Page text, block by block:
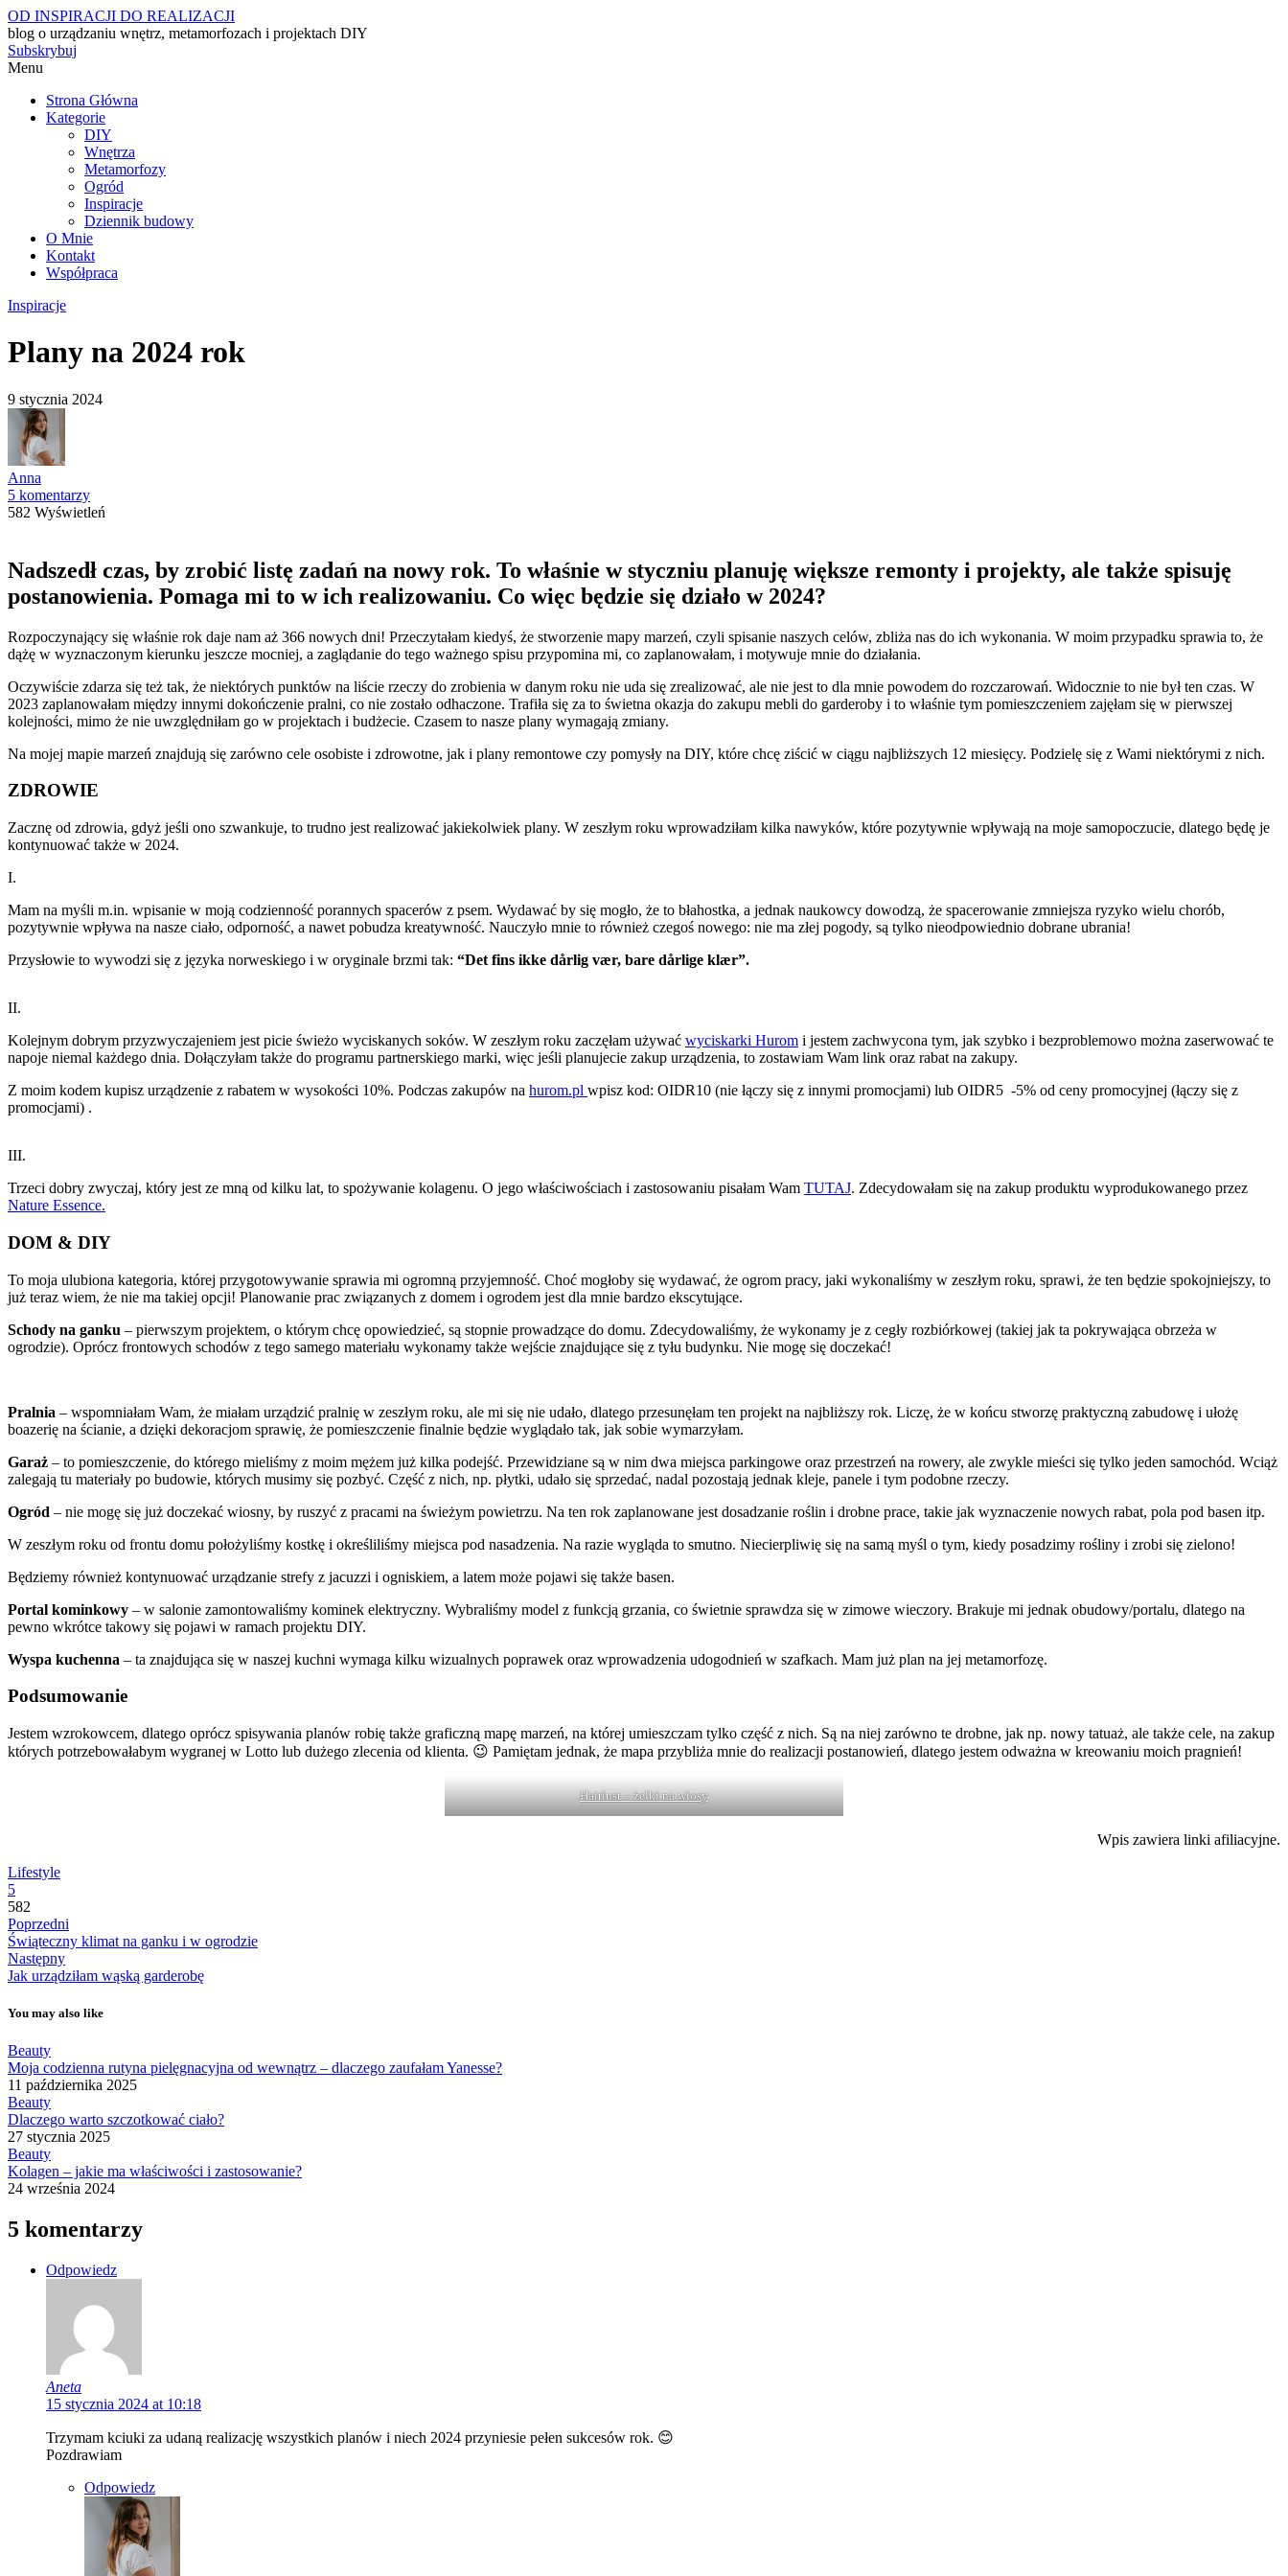
OD INSPIRACJI DO REALIZACJI
blog o urządzaniu wnętrz, metamorfozach i projektach DIY
Subskrybuj
Menu
Strona Główna
Kategorie
DIY
Wnętrza
Metamorfozy
Ogród
Inspiracje
Dziennik budowy
O Mnie
Kontakt
Współpraca
Inspiracje
Plany na 2024 rok
9 stycznia 2024
Anna
5 komentarzy
582 Wyświetleń
Nadszedł czas, by zrobić listę zadań na nowy rok. To właśnie w styczniu planuję większe remonty i projekty, ale także spisuję
postanowienia. Pomaga mi to w ich realizowaniu. Co więc będzie się działo w 2024?
Rozpoczynający się właśnie rok daje nam aż 366 nowych dni! Przeczytałam kiedyś, że stworzenie mapy marzeń, czyli spisanie naszych celów, zbliża nas do ich wykonania. W moim przypadku sprawia to, że
dążę w wyznaczonym kierunku jeszcze mocniej, a zaglądanie do tego ważnego spisu przypomina mi, co zaplanowałam, i motywuje mnie do działania.
Oczywiście zdarza się też tak, że niektórych punktów na liście rzeczy do zrobienia w danym roku nie uda się zrealizować, ale nie jest to dla mnie powodem do rozczarowań. Widocznie to nie był ten czas. W
2023 zaplanowałam między innymi dokończenie pralni, co nie zostało odhaczone. Trafiła się za to świetna okazja do zakupu mebli do garderoby i to właśnie tym pomieszczeniem zajęłam się w pierwszej
kolejności, mimo że nie uwzględniłam go w projektach i budżecie. Czasem to nasze plany wymagają zmiany.
Na mojej mapie marzeń znajdują się zarówno cele osobiste i zdrowotne, jak i plany remontowe czy pomysły na DIY, które chcę ziścić w ciągu najbliższych 12 miesięcy. Podzielę się z Wami niektórymi z nich.
ZDROWIE
Zacznę od zdrowia, gdyż jeśli ono szwankuje, to trudno jest realizować jakiekolwiek plany. W zeszłym roku wprowadziłam kilka nawyków, które pozytywnie wpływają na moje samopoczucie, dlatego będę je
kontynuować także w 2024.
I.
Mam na myśli m.in. wpisanie w moją codzienność porannych spacerów z psem. Wydawać by się mogło, że to błahostka, a jednak naukowcy dowodzą, że spacerowanie zmniejsza ryzyko wielu chorób,
pozytywnie wpływa na nasze ciało, odporność, a nawet pobudza kreatywność. Nauczyło mnie to również czegoś nowego: nie ma złej pogody, są tylko nieodpowiednio dobrane ubrania!
Przysłowie to wywodzi się z języka norweskiego i w oryginale brzmi tak: “Det fins ikke dårlig vær, bare dårlige klær”.
II.
Kolejnym dobrym przyzwyczajeniem jest picie świeżo wyciskanych soków. W zeszłym roku zaczęłam używać wyciskarki Hurom i jestem zachwycona tym, jak szybko i bezproblemowo można zaserwować te
napoje niemal każdego dnia. Dołączyłam także do programu partnerskiego marki, więc jeśli planujecie zakup urządzenia, to zostawiam Wam link oraz rabat na zakupy.
Z moim kodem kupisz urządzenie z rabatem w wysokości 10%. Podczas zakupów na hurom.pl wpisz kod: OIDR10 (nie łączy się z innymi promocjami) lub OIDR5 -5% od ceny promocyjnej (łączy się z
promocjami) .
III.
Trzeci dobry zwyczaj, który jest ze mną od kilku lat, to spożywanie kolagenu. O jego właściwościach i zastosowaniu pisałam Wam TUTAJ. Zdecydowałam się na zakup produktu wyprodukowanego przez
Nature Essence.
DOM & DIY
To moja ulubiona kategoria, której przygotowywanie sprawia mi ogromną przyjemność. Choć mogłoby się wydawać, że ogrom pracy, jaki wykonaliśmy w zeszłym roku, sprawi, że ten będzie spokojniejszy, to
już teraz wiem, że nie ma takiej opcji! Planowanie prac związanych z domem i ogrodem jest dla mnie bardzo ekscytujące.
Schody na ganku – pierwszym projektem, o którym chcę opowiedzieć, są stopnie prowadzące do domu. Zdecydowaliśmy, że wykonamy je z cegły rozbiórkowej (takiej jak ta pokrywająca obrzeża w
ogrodzie). Oprócz frontowych schodów z tego samego materiału wykonamy także wejście znajdujące się z tyłu budynku. Nie mogę się doczekać!
Pralnia – wspomniałam Wam, że miałam urządzić pralnię w zeszłym roku, ale mi się nie udało, dlatego przesunęłam ten projekt na najbliższy rok. Liczę, że w końcu stworzę praktyczną zabudowę i ułożę
boazerię na ścianie, a dzięki dekoracjom sprawię, że pomieszczenie finalnie będzie wyglądało tak, jak sobie wymarzyłam.
Garaż – to pomieszczenie, do którego mieliśmy z moim mężem już kilka podejść. Przewidziane są w nim dwa miejsca parkingowe oraz przestrzeń na rowery, ale zwykle mieści się tylko jeden samochód. Wciąż
zalegają tu materiały po budowie, których musimy się pozbyć. Część z nich, np. płytki, udało się sprzedać, nadal pozostają jednak kleje, panele i tym podobne rzeczy.
Ogród – nie mogę się już doczekać wiosny, by ruszyć z pracami na świeżym powietrzu. Na ten rok zaplanowane jest dosadzanie roślin i drobne prace, takie jak wyznaczenie nowych rabat, pola pod basen itp.
W zeszłym roku od frontu domu położyliśmy kostkę i określiliśmy miejsca pod nasadzenia. Na razie wygląda to smutno. Niecierpliwię się na samą myśl o tym, kiedy posadzimy rośliny i zrobi się zielono!
Będziemy również kontynuować urządzanie strefy z jacuzzi i ogniskiem, a latem może pojawi się także basen.
Portal kominkowy – w salonie zamontowaliśmy kominek elektryczny. Wybraliśmy model z funkcją grzania, co świetnie sprawdza się w zimowe wieczory. Brakuje mi jednak obudowy/portalu, dlatego na
pewno wkrótce takowy się pojawi w ramach projektu DIY.
Wyspa kuchenna – ta znajdująca się w naszej kuchni wymaga kilku wizualnych poprawek oraz wprowadzenia udogodnień w szafkach. Mam już plan na jej metamorfozę.
Podsumowanie
Jestem wzrokowcem, dlatego oprócz spisywania planów robię także graficzną mapę marzeń, na której umieszczam tylko część z nich. Są na niej zarówno te drobne, jak np. nowy tatuaż, ale także cele, na zakup
których potrzebowałabym wygranej w Lotto lub dużego zlecenia od klienta. 😉 Pamiętam jednak, że mapa przybliża mnie do realizacji postanowień, dlatego jestem odważna w kreowaniu moich pragnień!
Hairlust – żelki na włosy
Wpis zawiera linki afiliacyjne.
Lifestyle
5
582
Poprzedni
Świąteczny klimat na ganku i w ogrodzie
Następny
Jak urządziłam wąską garderobę
You may also like
Beauty
Moja codzienna rutyna pielęgnacyjna od wewnątrz – dlaczego zaufałam Yanesse?
11 października 2025
Beauty
Dlaczego warto szczotkować ciało?
27 stycznia 2025
Beauty
Kolagen – jakie ma właściwości i zastosowanie?
24 września 2024
5 komentarzy
Odpowiedz
Aneta
15 stycznia 2024 at 10:18
Trzymam kciuki za udaną realizację wszystkich planów i niech 2024 przyniesie pełen sukcesów rok. 😊
Pozdrawiam
Odpowiedz